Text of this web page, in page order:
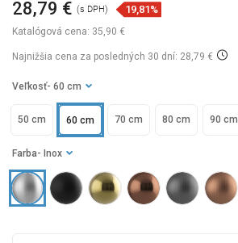
Katalógová cena: 35,90 €
28,79 € (s DPH) 19,81%
Najnižšia cena za posledných 30 dní: 28,79 €
Veľkosť - 60 cm
50 cm 60 cm 70 cm 80 cm 90 cm
Farba - Inox